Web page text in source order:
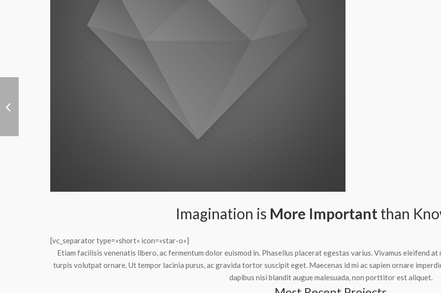
Imagination is More Important than
[vc_separator type=»short» icon=»star-o»]
Etiam facilisis venenatis libero, ac fermentum dolor euismod in. Phasellus placerat egestas varius. Vivamus eleifend at
turpis volutpat ornare. Ut tempor lacinia purus, ac gravida tortor suscipit eget. Maecenas id mi ac sapien ornare
dapibus nisi blandit augue malesuada, non porttitor est aliquet.